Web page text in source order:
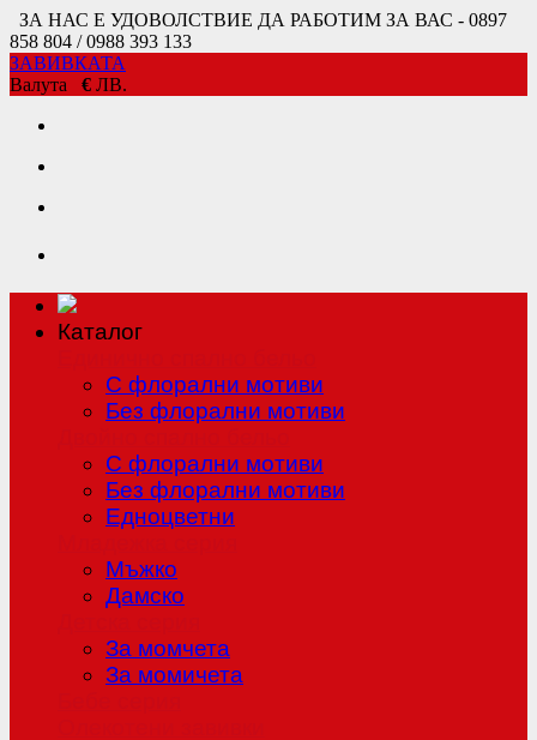
ЗА НАС Е УДОВОЛСТВИЕ ДА РАБОТИМ ЗА ВАС - 0897
858 804 / 0988 393 133
ЗАВИВКАТА
Валута € ЛВ.
Каталог
С флорални мотиви
Без флорални мотиви
С флорални мотиви
Без флорални мотиви
Едноцветни
Мъжко
Дамско
За момчета
За момичета